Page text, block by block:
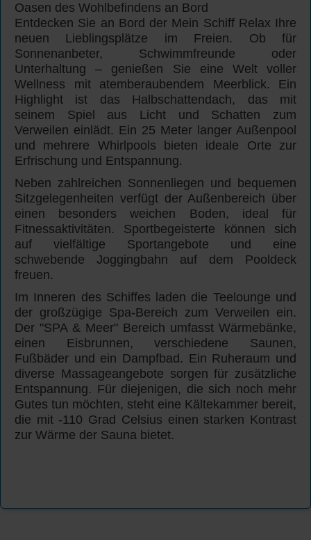
Oasen des Wohlbefindens an Bord
Entdecken Sie an Bord der Mein Schiff Relax Ihre
neuen Lieblingsplätze im Freien. Ob für
Sonnenanbeter, Schwimmfreunde oder
Unterhaltung – genießen Sie eine Welt voller
Wellness mit atemberaubendem Meerblick. Ein
Highlight ist das Halbschattendach, das mit
seinem Spiel aus Licht und Schatten zum
Verweilen einlädt. Ein 25 Meter langer Außenpool
und mehrere Whirlpools bieten ideale Orte zur
Erfrischung und Entspannung.
Neben zahlreichen Sonnenliegen und bequemen
Sitzgelegenheiten verfügt der Außenbereich über
einen besonders weichen Boden, ideal für
Fitnessaktivitäten. Sportbegeisterte können sich
auf vielfältige Sportangebote und eine
schwebende Joggingbahn auf dem Pooldeck
freuen.
Im Inneren des Schiffes laden die Teelounge und
der großzügige Spa-Bereich zum Verweilen ein.
Der "SPA & Meer" Bereich umfasst Wärmebänke,
einen Eisbrunnen, verschiedene Saunen,
Fußbäder und ein Dampfbad. Ein Ruheraum und
diverse Massageangebote sorgen für zusätzliche
Entspannung. Für diejenigen, die sich noch mehr
Gutes tun möchten, steht eine Kältekammer bereit,
die mit -110 Grad Celsius einen starken Kontrast
zur Wärme der Sauna bietet.